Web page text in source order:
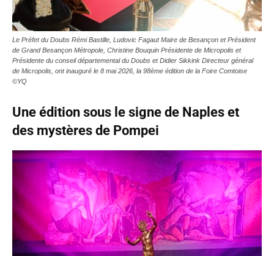
Le Préfet du Doubs Rémi Bastille, Ludovic Fagaut Maire de Besançon et Président
de Grand Besançon Métropole, Christine Bouquin Présidente de Micropolis et
Présidente du conseil départemental du Doubs et Didier Sikkink Directeur général
de Micropolis, ont inauguré le 8 mai 2026, la 98ème édition de la Foire Comtoise
©YQ
Une édition sous le signe de Naples et
des mystères de Pompei